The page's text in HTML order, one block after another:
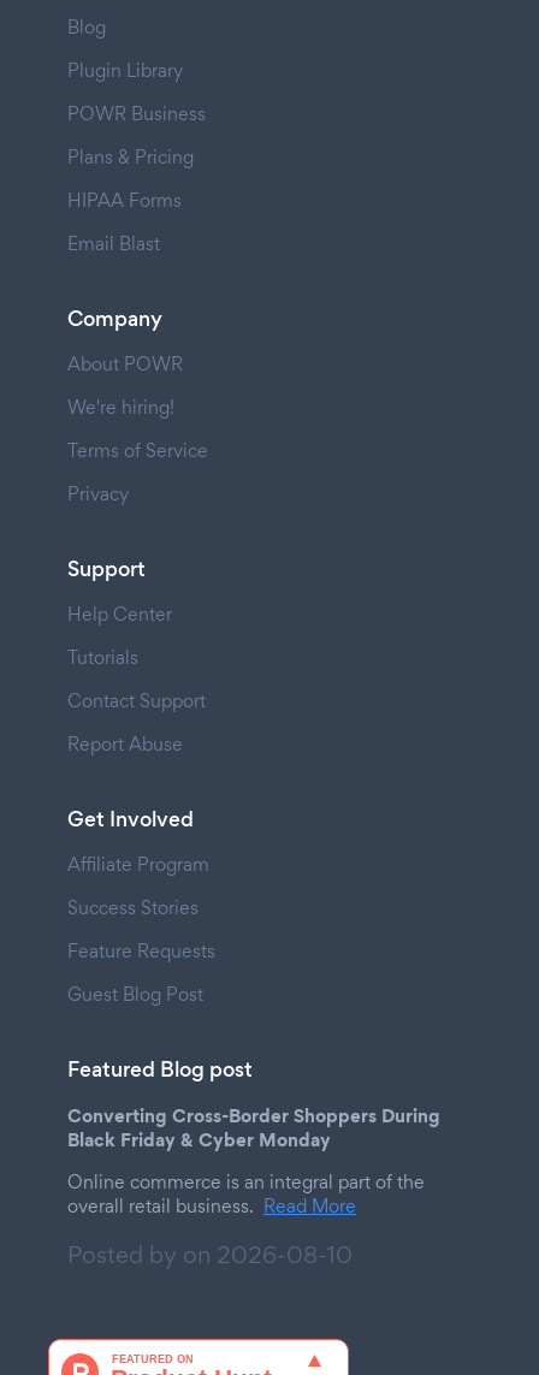
Blog
Plugin Library
POWR Business
Plans & Pricing
HIPAA Forms
Email Blast
Company
About POWR
We're hiring!
Terms of Service
Privacy
Support
Help Center
Tutorials
Contact Support
Report Abuse
Get Involved
Affiliate Program
Success Stories
Feature Requests
Guest Blog Post
Featured Blog post
Converting Cross-Border Shoppers During
Black Friday & Cyber Monday
Online commerce is an integral part of the
overall retail business. Read More
Posted by on 2026-08-10